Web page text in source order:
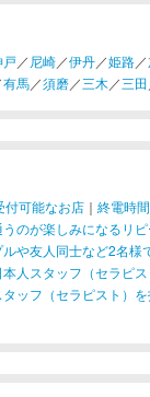
戸／ 尼崎／伊丹／姫路／
有馬／須磨／三木 ／三田
付可能なお店 ｜ 終電時
うのが楽しみになるリ
ルや友人同士など2名様
人スタッフ（セラピ
ッフ（セラピスト）